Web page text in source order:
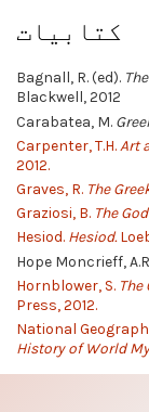
کتابیات
Bagnall, R. (ed).
Blackwell, 2012
Carabatea, M.
Carpenter, T.H.Art
2012.
Graves, R. The
Graziosi, B. The
Hesiod. Hesiod.
Hope Moncrieff,
Hornblower, S.
Press, 2012.
National
History of World